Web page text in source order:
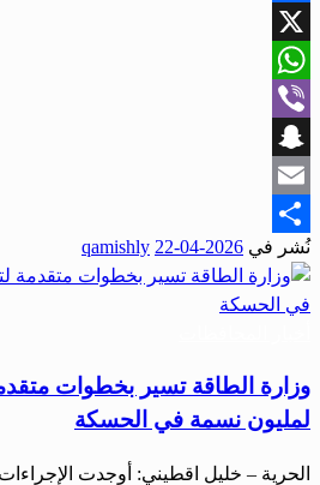
Facebook
X
WhatsApp
Viber
Snapchat
Email
Share
نُشر في 2026-04-22
qamishly
وزارة الطاقة تسير بخطوات
لمليون نسمة في الحسكة
الحرية – خليل اقطيني: أوجدت الإجراءات